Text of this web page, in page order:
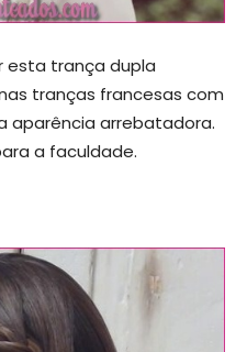
trança dupla
tranças francesas com
aparência arrebatadora.
a faculdade.